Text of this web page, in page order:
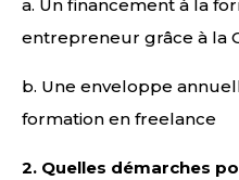
a. Un financement à la
entrepreneur grâce à la
b. Une enveloppe
formation en freelance
2. Quelles démarches